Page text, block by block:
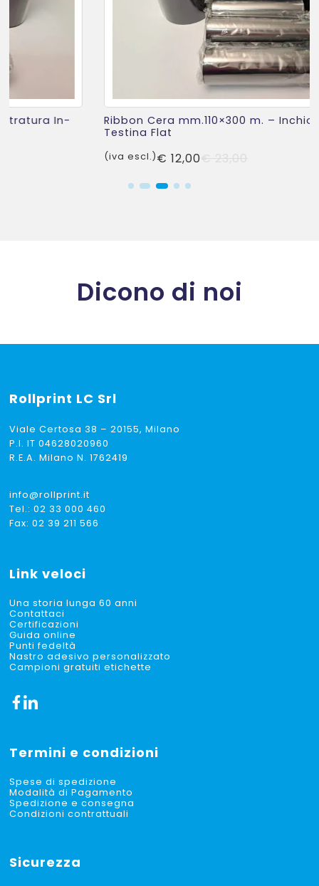
Ribbon Cera mm.110×300 m. – Inchiostratura In-
€23,00Il
originale
12,00
Il
attuale
Dicono di noi
Rollprint LC Srl
Viale Certosa 38 – 20155, Milano
P.I. IT 04628020960
R.E.A. Milano N. 1762419
info@rollprint.it
Tel.:02 33 000 460
Fax: 02 39 211 566
Link veloci
Una storia lunga 60 anni
Contattaci
Certificazioni
Guida online
Punti fedeltà
Nastro adesivo personalizzato
Campioni gratuiti etichette
Termini e condizioni
Spese di spedizione
Modalità di Pagamento
Spedizione e consegna
Condizioni contrattuali
Sicurezza